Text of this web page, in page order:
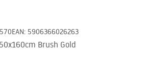
EAN: 5906366026263
Brush Gold